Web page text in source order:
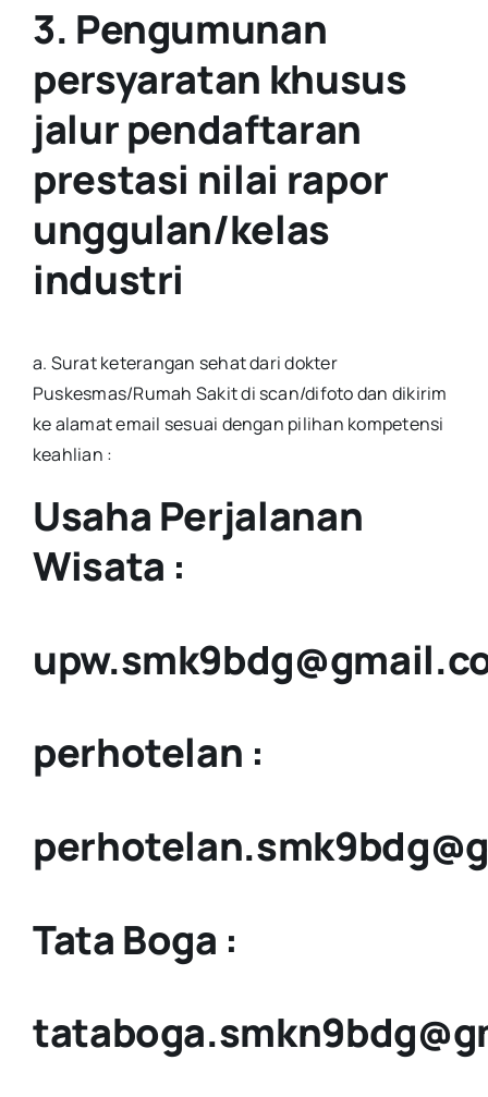
3. Pengumunan
persyaratan khusus
jalur pendaftaran
prestasi nilai rapor
unggulan/kelas
industri
a. Surat keterangan sehat dari dokter
Puskesmas/Rumah Sakit di scan/difoto dan dikirim
ke alamat email sesuai dengan pilihan kompetensi
keahlian :
Usaha Perjalanan
Wisata :
perhotelan :
Tata Boga :